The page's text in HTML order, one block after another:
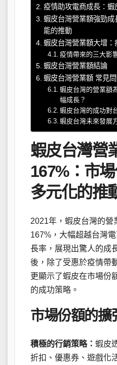
疫情助攻電商成長：蝦
蝦皮台灣營業額強勁
能的推動
蝦皮台灣營業額大增
疫情帶來的三大影
蝦皮台灣營業額結論
蝦皮台灣營業額 常見
蝦皮台灣的營業額
幅成長？
蝦皮台灣的成功對
蝦皮台灣未來發展
蝦皮台灣營
167%：市
多元化的推
2021年，蝦皮台灣的營
167%，大幅超越台灣
長率，展現出驚人的成
後，除了受惠於疫情帶
更顯示了蝦皮在市場份
的成功策略。
市場份額的擴
積極的行銷策略： 蝦皮
折扣、優惠券、遊戲化